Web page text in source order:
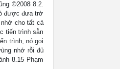
©2008 8.2.
được đưa trở
cho tất cả
tiến trình sẵn
trình, nó gọi
nhớ rỗi đủ
8.15 Phạm